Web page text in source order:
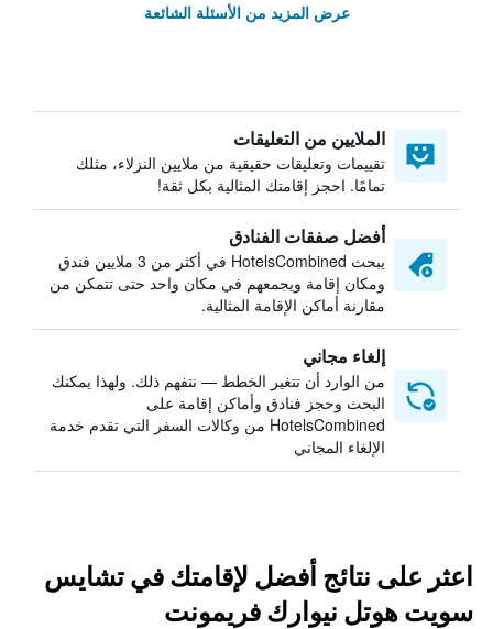
عرض المزيد من الأسئلة الشائعة
الملايين من التعليقات
تقييمات وتعليقات حقيقية من ملايين النزلاء، مثلك
تمامًا. احجز إقامتك المثالية بكل ثقة!
أفضل صفقات الفنادق
يبحث HotelsCombined في أكثر من 3 ملايين فندق
ومكان إقامة ويجمعهم في مكان واحد حتى تتمكن من
مقارنة أماكن الإقامة المثالية.
إلغاء مجاني
من الوارد أن تتغير الخطط — نتفهم ذلك. ولهذا يمكنك
البحث وحجز فنادق وأماكن إقامة على
HotelsCombined من وكالات السفر التي تقدم خدمة
الإلغاء المجاني
اعثر على نتائج أفضل لإقامتك في تشايس
سويت هوتل نيوارك فريمونت